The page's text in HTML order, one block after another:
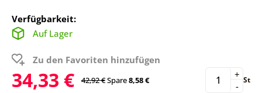
Verfügbarkeit:
Auf Lager
Zu den Favoriten hinzufügen
34,33 € 42,92 €Spare8,58 € -
+ St